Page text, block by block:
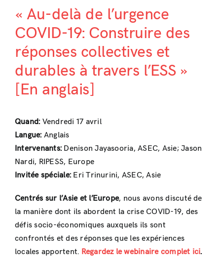
« Au-delà de l’urgence
COVID-19: Construire des
réponses collectives et
durables à travers l’ESS »
[En anglais]
Quand:Vendredi 17 avril
Langue:Anglais
Intervenants:Denison Jayasooria, ASEC, Asie; Jason
Nardi, RIPESS, Europe
Invitée spéciale:Eri Trinurini, ASEC, Asie
Centrés sur l’Asie et l’Europe, nous avons discuté de
la manière dont ils abordent la crise COVID-19, des
défis socio-économiques auxquels ils sont
confrontés et des réponses que les expériences
locales apportent. Regardez le webinaire complet ici.